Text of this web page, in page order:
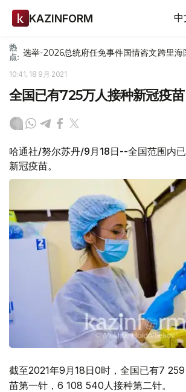
KAZINFORM 中
热
点: 选举-2026总统府任免事件国情咨文跨里海
10:41, 18 9月 2021
全国已有725万人接种新冠疫苗
哈通社/努尔苏丹/9月18日--全国范围内
新冠疫苗。
截至2021年9月18日0时，全国已有7
苗第一针，6 108 540人接种第二针。